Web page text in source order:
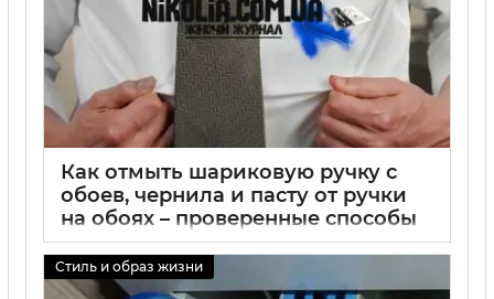
Как отмыть шариковую ручку с
обоев, чернила и пасту от ручки
на обоях – проверенные способы
удаления пятен
01 09 2025 0
Стиль и образ жизни